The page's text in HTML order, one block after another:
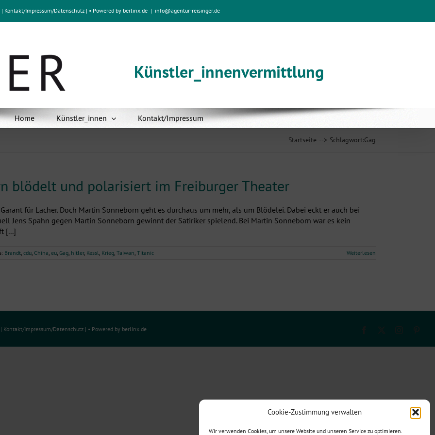
Cookie-Zustimmung verwalten
Wir verwenden Cookies, um unsere Website und unseren Service zu optimieren.
| Kontakt/Impressum/Datenschutz | • Powered by berlinx.de | info@agentur-reisinger.de
Künstler_innenvermittlung
Home Künstler_innen Kontakt/Impressum
Startseite Schlagwort:Gag
blödelt und polarisiert im Freiburger Theater
für Lacher. Doch Martin Sonneborn geht es durchaus um mehr, als um Blödelei. Dabei eckt er auch bei
Jens Spahn gegen Martin Sonneborn gewinnt der Satiriker spielend. Bei Martin Sonneborn war es kein
[...]
Brandt cdu China eu Gag hitler, Kessl Krieg Taiwan Titanic Weiterlesen
| Kontakt/Impressum/Datenschutz | • Powered by berlinx.de